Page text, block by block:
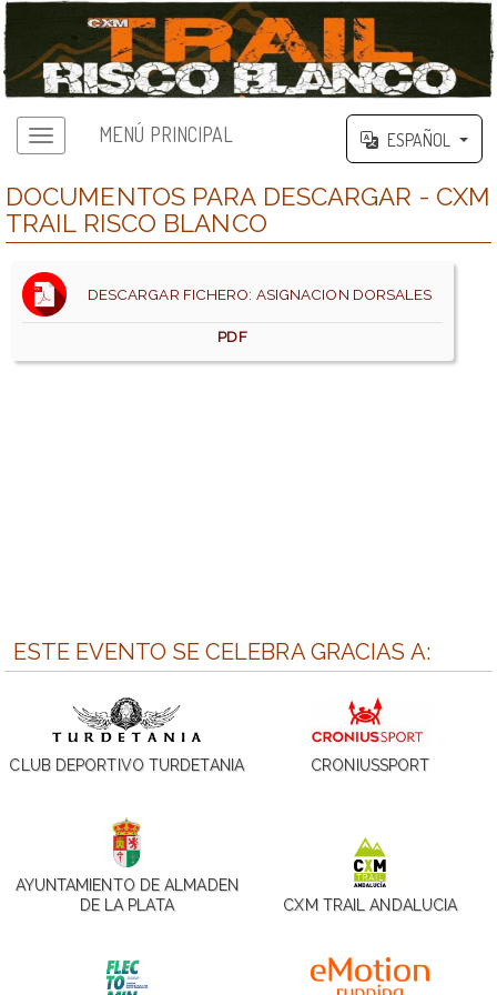
MENÚ PRINCIPAL ESPAÑOL
DOCUMENTOS PARA DESCARGAR - CXM
TRAIL RISCO BLANCO
DESCARGAR FICHERO: ASIGNACION DORSALES
PDF
ESTE EVENTO SE CELEBRA GRACIAS A:
CLUB DEPORTIVO TURDETANIA CRONIUSSPORT
AYUNTAMIENTO DE ALMADEN
DE LA PLATA
CXM TRAIL ANDALUCIA